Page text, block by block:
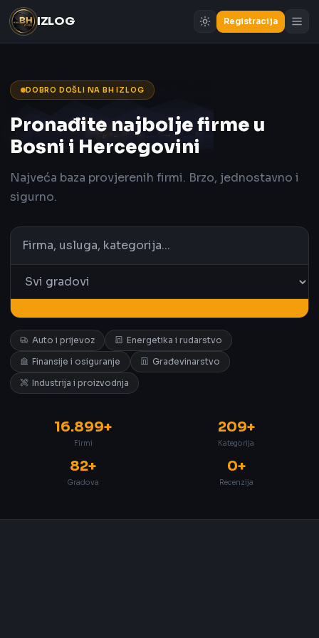
IZLOG Registracija
DOBRO DOŠLI NA BH IZLOG
Pronađite najbolje firme u
Bosni i Hercegovini
Najveća baza provjerenih firmi. Brzo, jednostavno i
sigurno.
Auto i prijevoz
Energetika i rudarstvo
Finansije i osiguranje
Građevinarstvo
Industrija i proizvodnja
16.899+
Firmi
209+
Kategorija
82+
Gradova
0+
Recenzija